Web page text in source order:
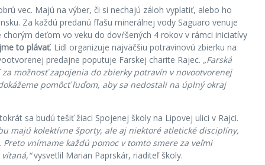
vec. Majú na výber, či si nechajú záloh vyplatiť, alebo ho
Za každú predanú fľašu minerálnej vody Saguaro venuje
deťom vo veku do dovŕšených 4 rokov v rámci iniciatívy
to plávať. Lidl organizuje najväčšiu potravinovú zbierku na
predajne poputuje Farskej charite Rajec. „Farská
možnosť zapojenia do zbierky potravín v novootvorenej
pomôcť ľuďom, aby sa nedostali na úplný okraj
sa budú tešiť žiaci Spojenej školy na Lipovej ulici v Rajci.
majú kolektívne športy, ale aj niektoré atletické disciplíny,
vnímame každú pomoc v tomto smere za veľmi
vysvetlil Marian Paprskár, riaditeľ školy.